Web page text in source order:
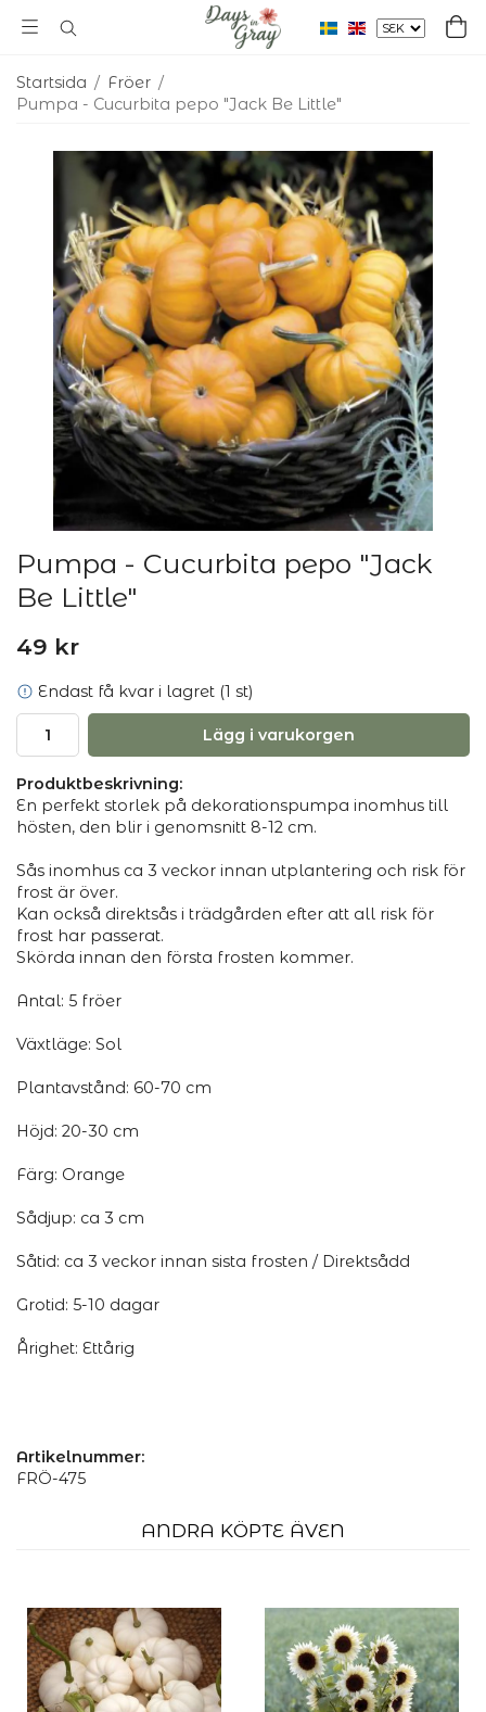
Startsida / Fröer /
Pumpa - Cucurbita pepo "Jack Be Little"
Pumpa - Cucurbita pepo "Jack
Be Little"
49 kr
Endast få kvar i lagret (1 st)
Lägg i varukorgen
Produktbeskrivning:
En perfekt storlek på dekorationspumpa inomhus till
hösten, den blir i genomsnitt 8-12 cm.
Sås inomhus ca 3 veckor innan utplantering och risk för
frost är över.
Kan också direktsås i trädgården efter att all risk för
frost har passerat.
Skörda innan den första frosten kommer.
Antal: 5 fröer
Växtläge: Sol
Plantavstånd: 60-70 cm
Höjd: 20-30 cm
Färg: Orange
Sådjup: ca 3 cm
Såtid: ca 3 veckor innan sista frosten / Direktsådd
Grotid: 5-10 dagar
Årighet: Ettårig
Artikelnummer:
FRÖ-475
ANDRA KÖPTE ÄVEN